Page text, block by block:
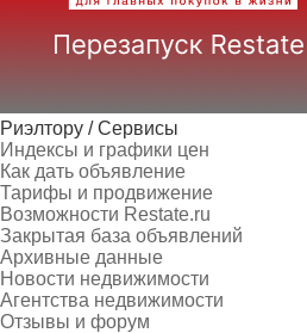
Риэлтору / Сервисы
Индексы и графики цен
Как дать объявление
Тарифы и продвижение
Возможности Restate.ru
Закрытая база объявлений
Архивные данные
Новости недвижимости
Агентства недвижимости
Отзывы и форум